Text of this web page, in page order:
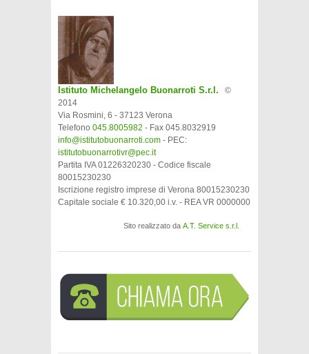
Istituto Michelangelo Buonarroti S.r.l. ©
2014
Via Rosmini, 6 - 37123 Verona
Telefono 045.8005982 - Fax 045.8032919
info@istitutobuonarroti.com - PEC:
istitutobuonarrotivr@pec.it
Partita IVA 01226320230 - Codice fiscale
80015230230
Iscrizione registro imprese di Verona 80015230230
Capitale sociale € 10.320,00 i.v. - REA VR 0000000
Sito realizzato da A.T. Service s.r.l.